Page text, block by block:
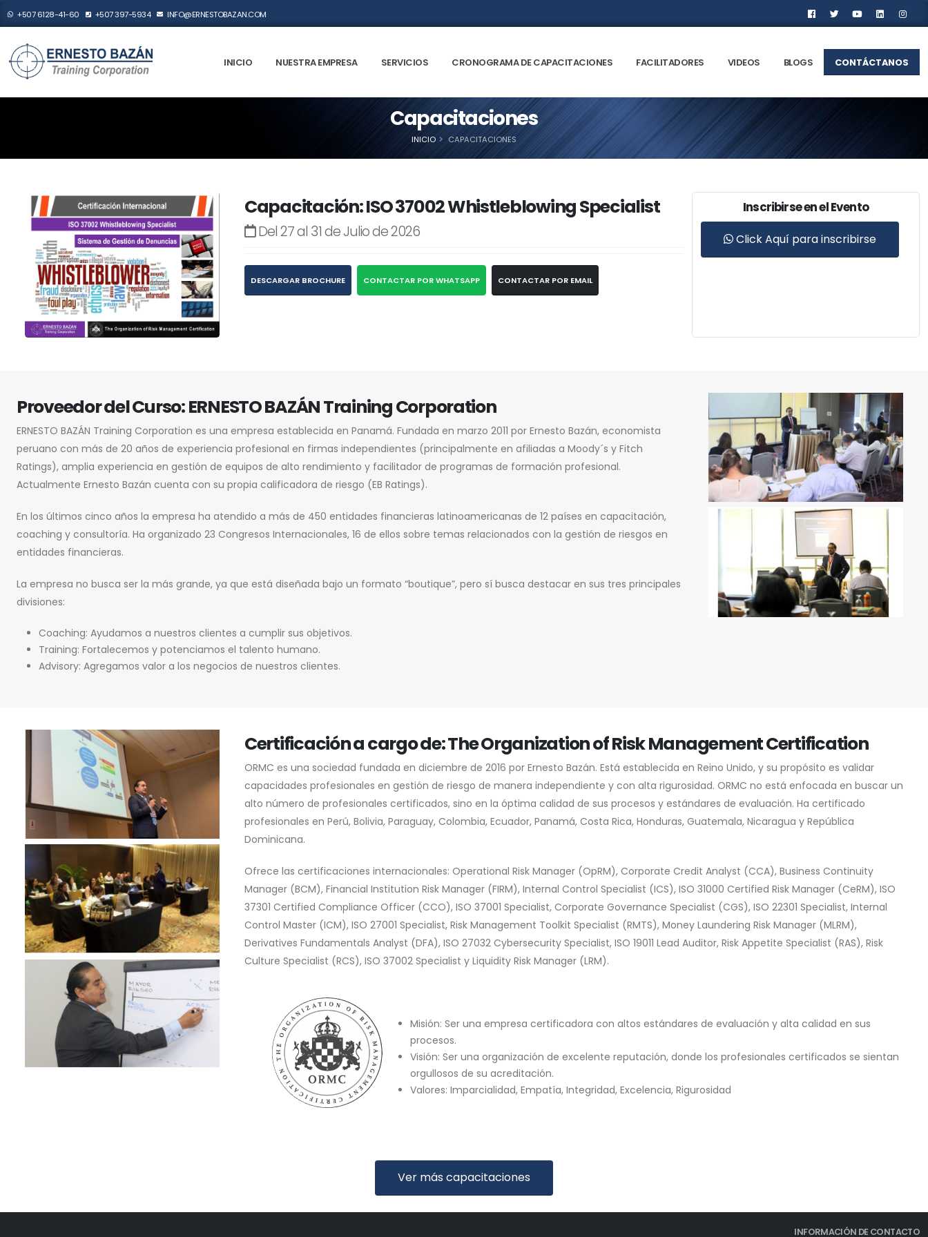
+507 6128-41-60 +507 397-5934 INFO@ERNESTOBAZAN.COM
INICIO NUESTRA EMPRESA SERVICIOS CRONOGRAMA DE CAPACITACIONES FACILITADORES VIDEOS BLOGS CONTÁCTANOS
Capacitaciones
INICIO CAPACITACIONES
Capacitación: ISO 37002 Whistleblowing Specialist
Del 27 al 31 de Julio de 2026
DESCARGAR BROCHURE CONTACTAR POR WHATSAPP CONTACTAR POR EMAIL
Inscribirse en el Evento
Click Aquí para inscribirse
Proveedor del Curso: ERNESTO BAZÁN Training Corporation
ERNESTO BAZÁN Training Corporation es una empresa establecida en Panamá. Fundada en marzo 2011 por Ernesto Bazán, economista
peruano con más de 20 años de experiencia profesional en firmas independientes (principalmente en afiliadas a Moody´s y Fitch
Ratings), amplia experiencia en gestión de equipos de alto rendimiento y facilitador de programas de formación profesional.
Actualmente Ernesto Bazán cuenta con su propia calificadora de riesgo (EB Ratings).
En los últimos cinco años la empresa ha atendido a más de 450 entidades financieras latinoamericanas de 12 países en capacitación,
coaching y consultoría. Ha organizado 23 Congresos Internacionales, 16 de ellos sobre temas relacionados con la gestión de riesgos en
entidades financieras.
La empresa no busca ser la más grande, ya que está diseñada bajo un formato “boutique”, pero sí busca destacar en sus tres principales
divisiones:
Coaching: Ayudamos a nuestros clientes a cumplir sus objetivos.
Training: Fortalecemos y potenciamos el talento humano.
Advisory: Agregamos valor a los negocios de nuestros clientes.
Certificación a cargo de: The Organization of Risk Management Certification
ORMC es una sociedad fundada en diciembre de 2016 por Ernesto Bazán. Está establecida en Reino Unido, y su propósito es validar
capacidades profesionales en gestión de riesgo de manera independiente y con alta rigurosidad. ORMC no está enfocada en buscar un
alto número de profesionales certificados, sino en la óptima calidad de sus procesos y estándares de evaluación. Ha certificado
profesionales en Perú, Bolivia, Paraguay, Colombia, Ecuador, Panamá, Costa Rica, Honduras, Guatemala, Nicaragua y República
Dominicana.
Ofrece las certificaciones internacionales: Operational Risk Manager (OpRM), Corporate Credit Analyst (CCA), Business Continuity
Manager (BCM), Financial Institution Risk Manager (FIRM), Internal Control Specialist (ICS), ISO 31000 Certified Risk Manager (CeRM), ISO
37301 Certified Compliance Officer (CCO), ISO 37001 Specialist, Corporate Governance Specialist (CGS), ISO 22301 Specialist, Internal
Control Master (ICM), ISO 27001 Specialist, Risk Management Toolkit Specialist (RMTS), Money Laundering Risk Manager (MLRM),
Derivatives Fundamentals Analyst (DFA), ISO 27032 Cybersecurity Specialist, ISO 19011 Lead Auditor, Risk Appetite Specialist (RAS), Risk
Culture Specialist (RCS), ISO 37002 Specialist y Liquidity Risk Manager (LRM).
Misión: Ser una empresa certificadora con altos estándares de evaluación y alta calidad en sus
procesos.
Visión: Ser una organización de excelente reputación, donde los profesionales certificados se sientan
orgullosos de su acreditación.
Valores: Imparcialidad, Empatía, Integridad, Excelencia, Rigurosidad
Ver más capacitaciones
INFORMACIÓN DE CONTACTO